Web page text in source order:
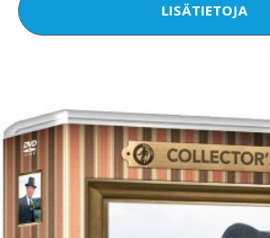
LISÄTIETOJA